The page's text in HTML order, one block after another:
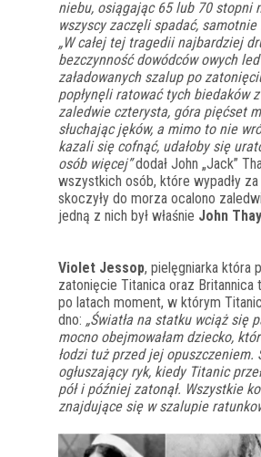
niebu, osiągając 65 lub 70 stopni
wszyscy zaczęli spadać, samotnie
„W całej tej tragedii najbardziej
bezczynność dowódców owych
załadowanych szalup po
popłynęli ratować tych biedaków
zaledwie czterysta, góra pięćset
słuchając jęków, a mimo to nie
kazali się cofnąć, udałoby się
osób więcej”dodał John „Jack”
wszystkich osób, które wypadły
skoczyły do morza ocalono
jedną z nich był właśnie John
Violet Jessop, pielęgniarka która
zatonięcie Titanica oraz Britannica
po latach moment, w którym
dno: „Światła na statku wciąż się
mocno obejmowałam dziecko,
łodzi tuż przed jej opuszczeniem.
ogłuszający ryk, kiedy Titanic
pół i później zatonął. Wszystkie
znajdujące się w szalupie